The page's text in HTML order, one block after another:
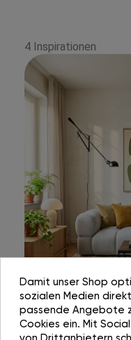
4 Inspirationen
Damit unser Shop
sozialen Medien
passende Angebote
Cookies ein. Mit